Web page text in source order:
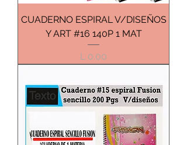
CUADERNO ESPIRAL V/DISEÑOS
Y ART #16 140P 1 MAT
Precio
L 0.00